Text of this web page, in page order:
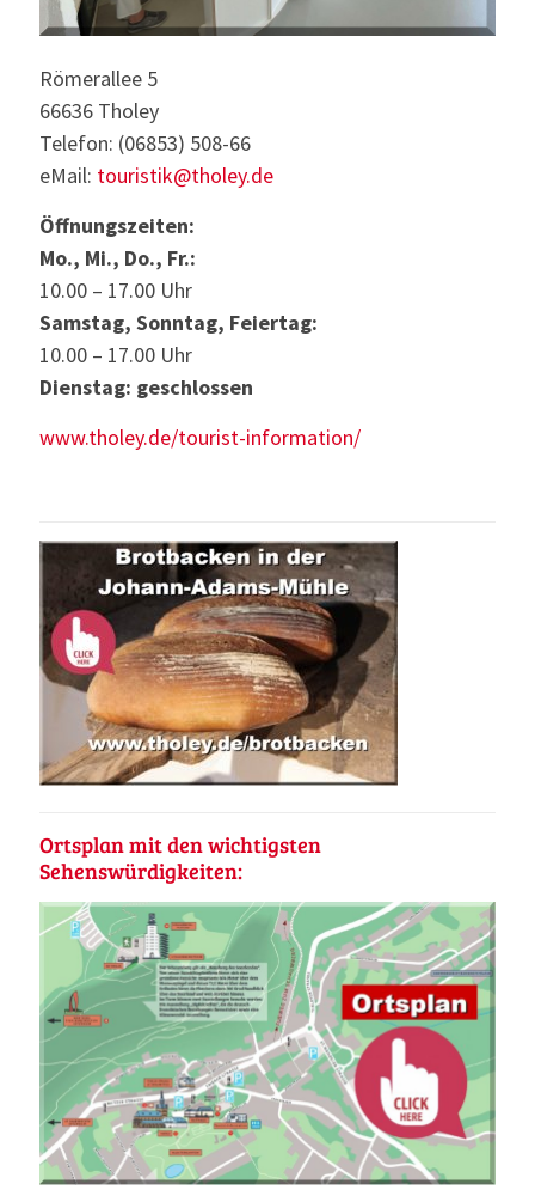
Römerallee 5
66636 Tholey
Telefon: (06853) 508-66
eMail: touristik@tholey.de
Öffnungszeiten:
Mo., Mi., Do., Fr.:
10.00 – 17.00 Uhr
Samstag, Sonntag, Feiertag:
10.00 – 17.00 Uhr
Dienstag: geschlossen
www.tholey.de/tourist-information/
Ortsplan mit den wichtigsten
Sehenswürdigkeiten: